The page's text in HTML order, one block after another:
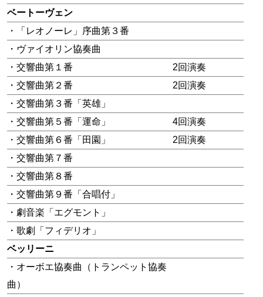
ベートーヴェン
・「レオノーレ」序曲第３番
・ヴァイオリン協奏曲
・交響曲第１番
2回演奏
・交響曲第２番
2回演奏
・交響曲第３番「英雄」
・交響曲第５番「運命」
4回演奏
・交響曲第６番「田園」
2回演奏
・交響曲第７番
・交響曲第８番
・交響曲第９番「合唱付」
・劇音楽「エグモント」
・歌劇「フィデリオ」
ベッリーニ
・オーボエ協奏曲（トランペット協奏
曲）